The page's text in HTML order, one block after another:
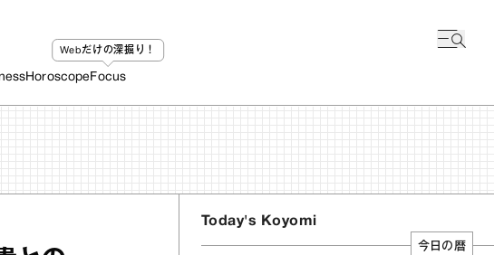
Horoscope
Webだけの深掘り！
Focus
Today's Koyomi
今日の暦